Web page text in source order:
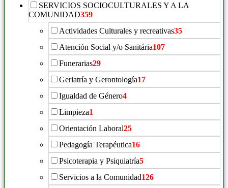
SERVICIOS SOCIOCULTURALES Y A LA
COMUNIDAD359
Actividades Culturales y recreativas35
Atención Social y/o Sanitária107
Funerarias29
Geriatría y Gerontología17
Igualdad de Género4
Limpieza1
Orientación Laboral25
Pedagogía Terapéutica16
Psicoterapia y Psiquiatría5
Servicios a la Comunidad126